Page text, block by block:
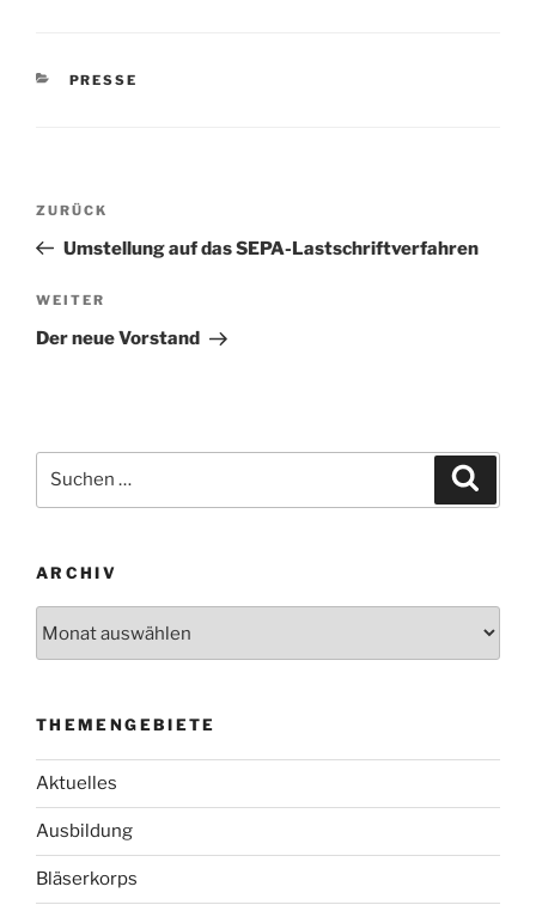
KATEGORIEN
PRESSE
Beitragsnavigation
Vorheriger
Beitrag
ZURÜCK
Umstellung auf das SEPA-Lastschriftverfahren
Nächster
Beitrag
WEITER
Der neue Vorstand
nach:
ARCHIV
THEMENGEBIETE
Aktuelles
Ausbildung
Bläserkorps